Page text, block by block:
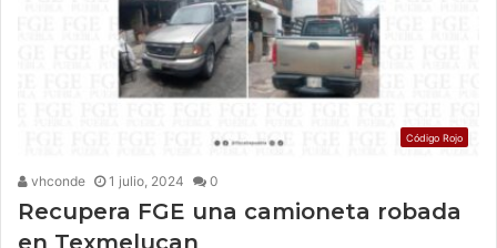
Código Rojo
vhconde 1 julio, 2024 0
Recupera FGE una camioneta robada
en Texmelucan